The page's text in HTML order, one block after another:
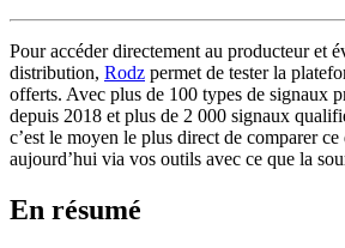
Pour accéder directement au producteur et
distribution, Rodz permet de tester la
offerts. Avec plus de 100 types de signaux
depuis 2018 et plus de 2 000 signaux
c’est le moyen le plus direct de comparer
aujourd’hui via vos outils avec ce que la
En résumé